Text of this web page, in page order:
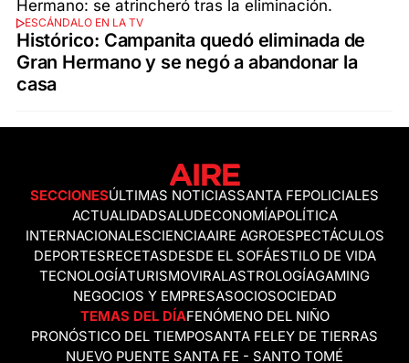
ESCÁNDALO EN LA TV
Histórico: Campanita quedó eliminada de
Gran Hermano y se negó a abandonar la
casa
SECCIONESÚLTIMAS NOTICIASSANTA FEPOLICIALES
ACTUALIDADSALUDECONOMÍAPOLÍTICA
INTERNACIONALESCIENCIAAIRE AGROESPECTÁCULOS
DEPORTESRECETASDESDE EL SOFÁESTILO DE VIDA
TECNOLOGÍATURISMOVIRALASTROLOGÍAGAMING
NEGOCIOS Y EMPRESASOCIOSOCIEDAD
TEMAS DEL DÍAFENÓMENO DEL NIÑO
PRONÓSTICO DEL TIEMPOSANTA FELEY DE TIERRAS
NUEVO PUENTE SANTA FE - SANTO TOMÉ